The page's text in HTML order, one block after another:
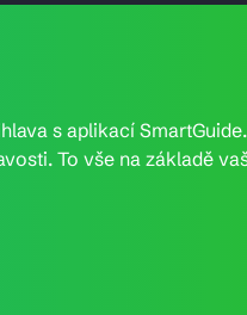
s aplikací
To vše na základě